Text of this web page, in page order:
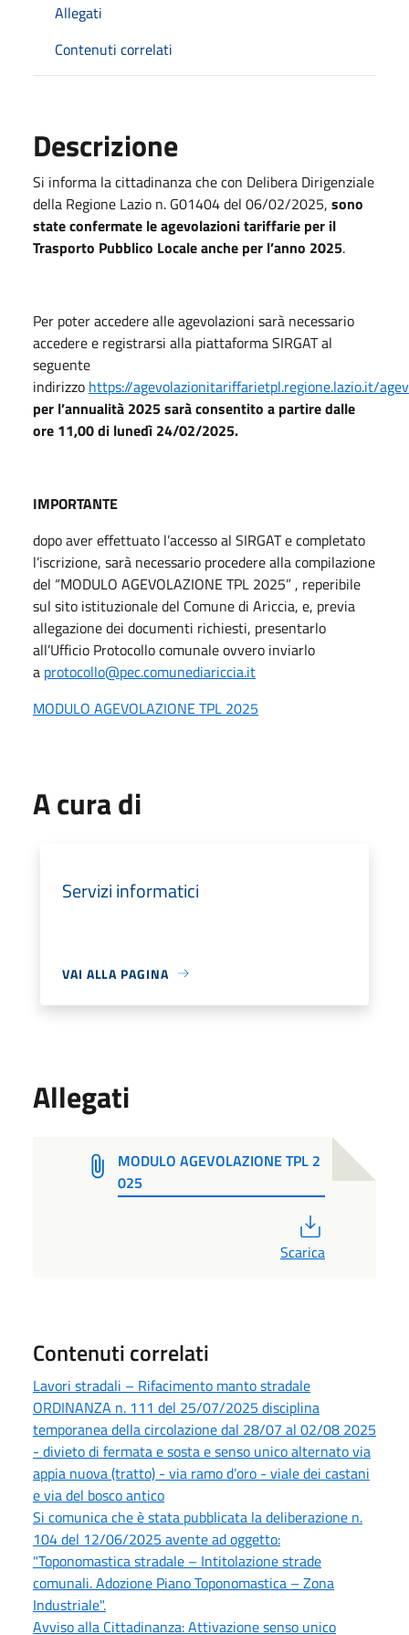
Allegati
Contenuti correlati
Descrizione
Si informa la cittadinanza che con Delibera Dirigenziale
della Regione Lazio n. G01404 del 06/02/2025, sono
state confermate le agevolazioni tariffarie per il
Trasporto Pubblico Locale anche per l’anno 2025.
Per poter accedere alle agevolazioni sarà necessario
accedere e registrarsi alla piattaforma SIRGAT al
seguente
indirizzo https://agevolazionitariffarietpl.regione.lazio.it/
per l’annualità 2025 sarà consentito a partire dalle
ore 11,00 di lunedì 24/02/2025.
IMPORTANTE
dopo aver effettuato l’accesso al SIRGAT e completato
l’iscrizione, sarà necessario procedere alla compilazione
del “MODULO AGEVOLAZIONE TPL 2025” , reperibile
sul sito istituzionale del Comune di Ariccia, e, previa
allegazione dei documenti richiesti, presentarlo
all’Ufficio Protocollo comunale ovvero inviarlo
a protocollo@pec.comunediariccia.it
MODULO AGEVOLAZIONE TPL 2025
A cura di
Servizi informatici
VAI ALLA PAGINA
Allegati
MODULO AGEVOLAZIONE TPL 2
025
Scarica
Contenuti correlati
Lavori stradali – Rifacimento manto stradale
ORDINANZA n. 111 del 25/07/2025 disciplina
temporanea della circolazione dal 28/07 al 02/08 2025
- divieto di fermata e sosta e senso unico alternato via
appia nuova (tratto) - via ramo d’oro - viale dei castani
e via del bosco antico
Si comunica che è stata pubblicata la deliberazione n.
104 del 12/06/2025 avente ad oggetto:
"Toponomastica stradale – Intitolazione strade
comunali. Adozione Piano Toponomastica – Zona
Industriale".
Avviso alla Cittadinanza: Attivazione senso unico